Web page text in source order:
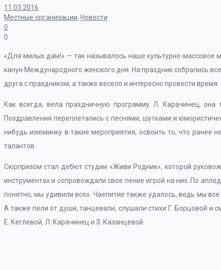
11.03.2016
Местные организации, Новости
0
0
«Для милых дам!» — так называлось наше культурно-
канун Международного женского дня. На праздник собрались
друга с праздником, а также весело и интересно провести время.
Как всегда, вела праздничную программу Л. Карачинец, она
Поздравления переплетались с песнями, шутками и
нибудь изюминку в такие мероприятия, освоить то, что ранее
талантов.
Сюрпризом стал дебют студии «Живи Родник», которой
инструментах и сопровождали свое пение игрой на них. По
понятно, мы удивили всех. Чаепитие также удалось, ведь мы
А также пели от души, танцевали, слушали стихи Г. Борцовой и
Е. Кеглевой, Л. Карачинец и З. Казанцевой.